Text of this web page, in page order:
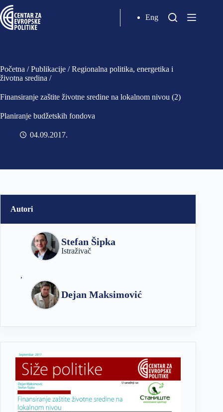
Eng
Početna /Publikacije /Regionalna politika, energetika i
životna sredina /
Finansiranje zaštite životne sredine na lokalnom nivou (2)
Planiranje budžetskih fondova
04.09.2017
Autori
Stefan Šipka
Istraživač
,
Dejan Maksimović